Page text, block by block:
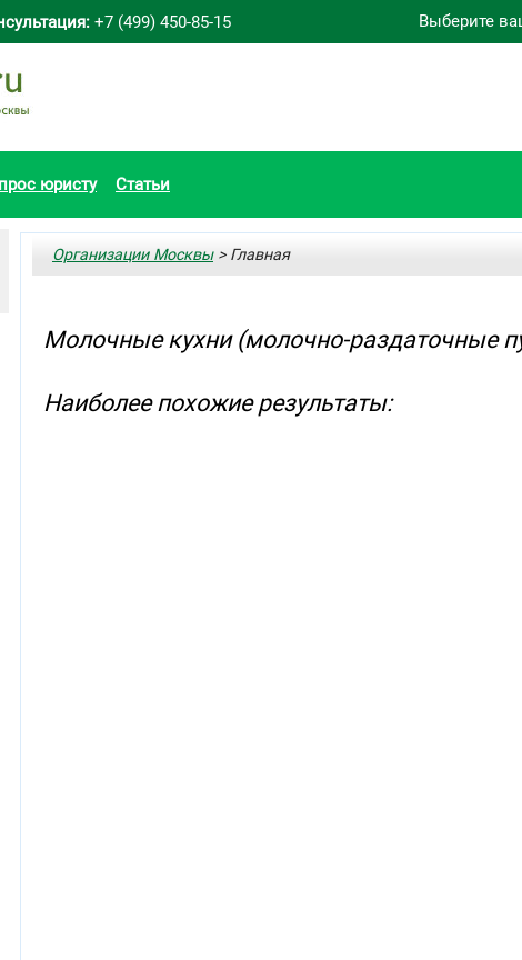
Выберите
+7 (499) 450-85-15
юристу Статьи
Организации Москвы> Главная
Молочные кухни (молочно-раздаточные
Наиболее похожие результаты: